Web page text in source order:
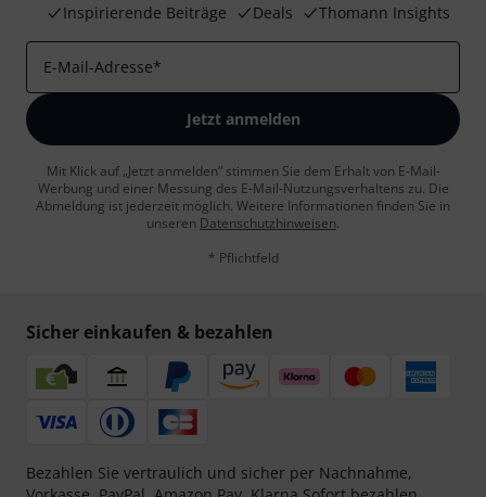
Inspirierende Beiträge
Deals Thomann Insights
E-Mail-Adresse*
Jetzt anmelden
Mit Klick auf „Jetzt anmelden“ stimmen Sie dem Erhalt von E-Mail-
Werbung und einer Messung des E-Mail-Nutzungsverhaltens zu. Die
Abmeldung ist jederzeit möglich. Weitere Informationen finden Sie in
unseren Datenschutzhinweisen.
* Pflichtfeld
Sicher einkaufen & bezahlen
Bezahlen Sie vertraulich und sicher per Nachnahme,